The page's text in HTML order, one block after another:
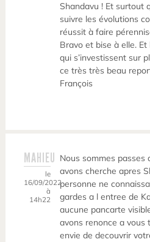
Shandavu ! Et surtout
suivre les évolutions
réussit à faire
Bravo et bise à elle.
qui s’investissent sur
ce très très beau
François
MAHIEU
le
16/09/2022
à
14h22
Nous sommes
avons cherche apres
personne ne
gardes a l entree de
aucune pancarte
avons renonce a vous
envie de decouvrir